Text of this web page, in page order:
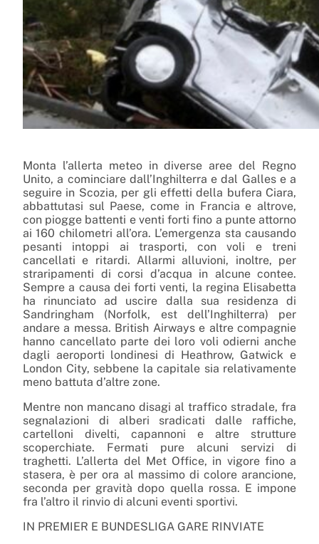
Monta l’allerta meteo in diverse aree del Regno
Unito, a cominciare dall’Inghilterra e dal Galles e a
seguire in Scozia, per gli effetti della bufera Ciara,
abbattutasi sul Paese, come in Francia e altrove,
con piogge battenti e venti forti fino a punte attorno
ai 160 chilometri all’ora. L’emergenza sta causando
pesanti intoppi ai trasporti, con voli e treni
cancellati e ritardi. Allarmi alluvioni, inoltre, per
straripamenti di corsi d’acqua in alcune contee.
Sempre a causa dei forti venti, la regina Elisabetta
ha rinunciato ad uscire dalla sua residenza di
Sandringham (Norfolk, est dell’Inghilterra) per
andare a messa. British Airways e altre compagnie
hanno cancellato parte dei loro voli odierni anche
dagli aeroporti londinesi di Heathrow, Gatwick e
London City, sebbene la capitale sia relativamente
meno battuta d’altre zone.
Mentre non mancano disagi al traffico stradale, fra
segnalazioni di alberi sradicati dalle raffiche,
cartelloni divelti, capannoni e altre strutture
scoperchiate. Fermati pure alcuni servizi di
traghetti. L’allerta del Met Office, in vigore fino a
stasera, è per ora al massimo di colore arancione,
seconda per gravità dopo quella rossa. E impone
fra l’altro il rinvio di alcuni eventi sportivi.
IN PREMIER E BUNDESLIGA GARE RINVIATE